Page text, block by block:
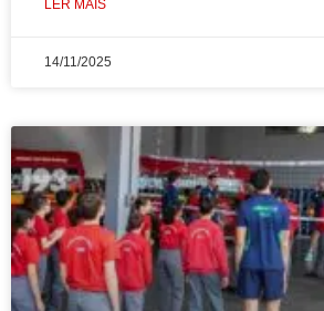
LER MAIS
14/11/2025